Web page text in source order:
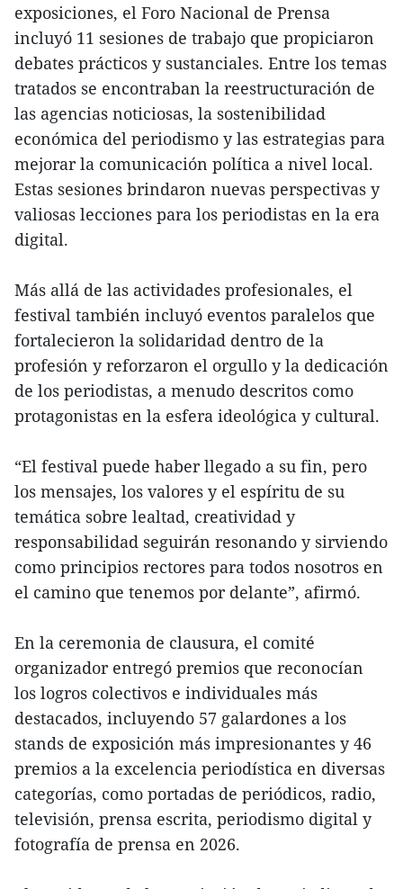
exposiciones, el Foro Nacional de Prensa
incluyó 11 sesiones de trabajo que propiciaron
debates prácticos y sustanciales. Entre los temas
tratados se encontraban la reestructuración de
las agencias noticiosas, la sostenibilidad
económica del periodismo y las estrategias para
mejorar la comunicación política a nivel local.
Estas sesiones brindaron nuevas perspectivas y
valiosas lecciones para los periodistas en la era
digital.
Más allá de las actividades profesionales, el
festival también incluyó eventos paralelos que
fortalecieron la solidaridad dentro de la
profesión y reforzaron el orgullo y la dedicación
de los periodistas, a menudo descritos como
protagonistas en la esfera ideológica y cultural.
“El festival puede haber llegado a su fin, pero
los mensajes, los valores y el espíritu de su
temática sobre lealtad, creatividad y
responsabilidad seguirán resonando y sirviendo
como principios rectores para todos nosotros en
el camino que tenemos por delante”, afirmó.
En la ceremonia de clausura, el comité
organizador entregó premios que reconocían
los logros colectivos e individuales más
destacados, incluyendo 57 galardones a los
stands de exposición más impresionantes y 46
premios a la excelencia periodística en diversas
categorías, como portadas de periódicos, radio,
televisión, prensa escrita, periodismo digital y
fotografía de prensa en 2026.